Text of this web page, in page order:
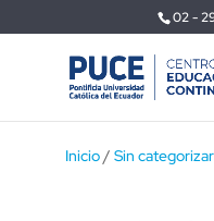
02 -
Inicio/ Sin categorizar